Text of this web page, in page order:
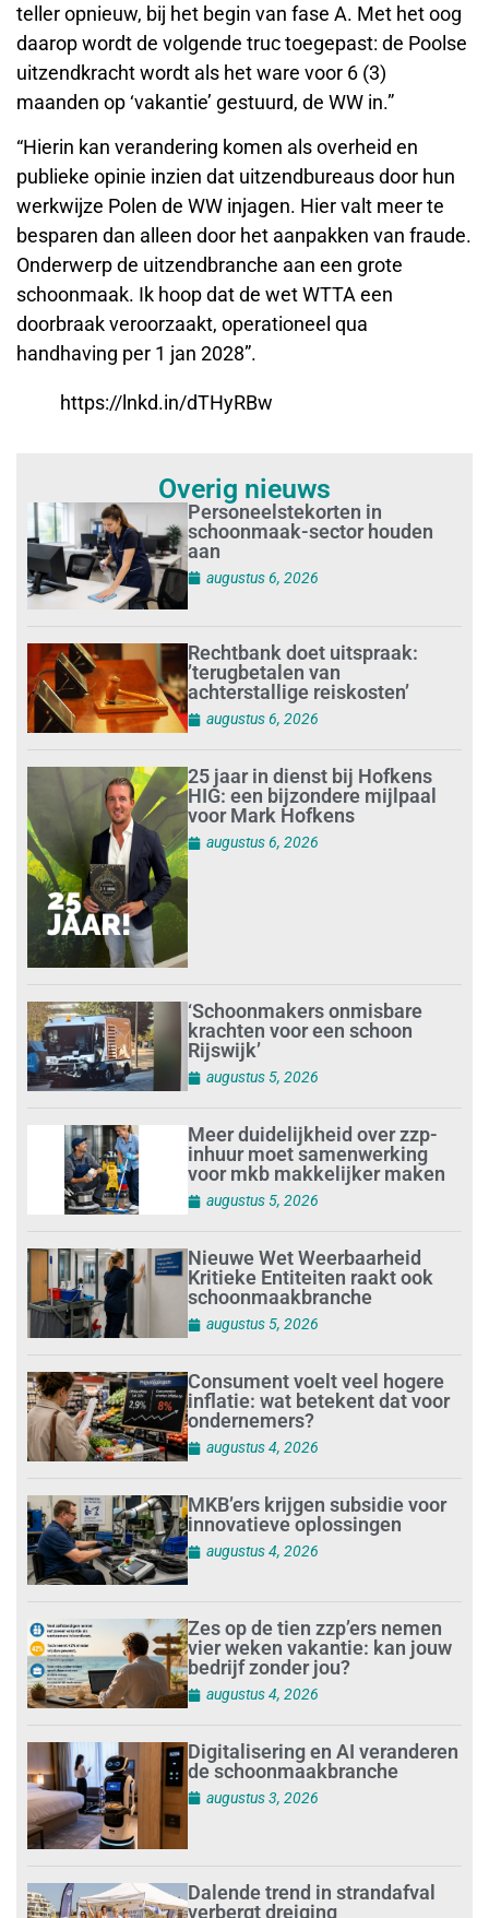
teller opnieuw, bij het begin van fase A. Met het oog
daarop wordt de volgende truc toegepast: de Poolse
uitzendkracht wordt als het ware voor 6 (3)
maanden op ‘vakantie’ gestuurd, de WW in.”
“Hierin kan verandering komen als overheid en
publieke opinie inzien dat uitzendbureaus door hun
werkwijze Polen de WW injagen. Hier valt meer te
besparen dan alleen door het aanpakken van fraude.
Onderwerp de uitzendbranche aan een grote
schoonmaak. Ik hoop dat de wet WTTA een
doorbraak veroorzaakt, operationeel qua
handhaving per 1 jan 2028”.
https://lnkd.in/dTHyRBw
Overig nieuws
Personeelstekorten in
schoonmaak-sector houden
aan
augustus 6, 2026
Rechtbank doet uitspraak:
’terugbetalen van
achterstallige reiskosten’
augustus 6, 2026
25 jaar in dienst bij Hofkens
HIG: een bijzondere mijlpaal
voor Mark Hofkens
augustus 6, 2026
‘Schoonmakers onmisbare
krachten voor een schoon
Rijswijk’
augustus 5, 2026
Meer duidelijkheid over zzp-
inhuur moet samenwerking
voor mkb makkelijker maken
augustus 5, 2026
Nieuwe Wet Weerbaarheid
Kritieke Entiteiten raakt ook
schoonmaakbranche
augustus 5, 2026
Consument voelt veel hogere
inflatie: wat betekent dat voor
ondernemers?
augustus 4, 2026
MKB’ers krijgen subsidie voor
innovatieve oplossingen
augustus 4, 2026
Zes op de tien zzp’ers nemen
vier weken vakantie: kan jouw
bedrijf zonder jou?
augustus 4, 2026
Digitalisering en AI veranderen
de schoonmaakbranche
augustus 3, 2026
Dalende trend in strandafval
verbergt dreiging